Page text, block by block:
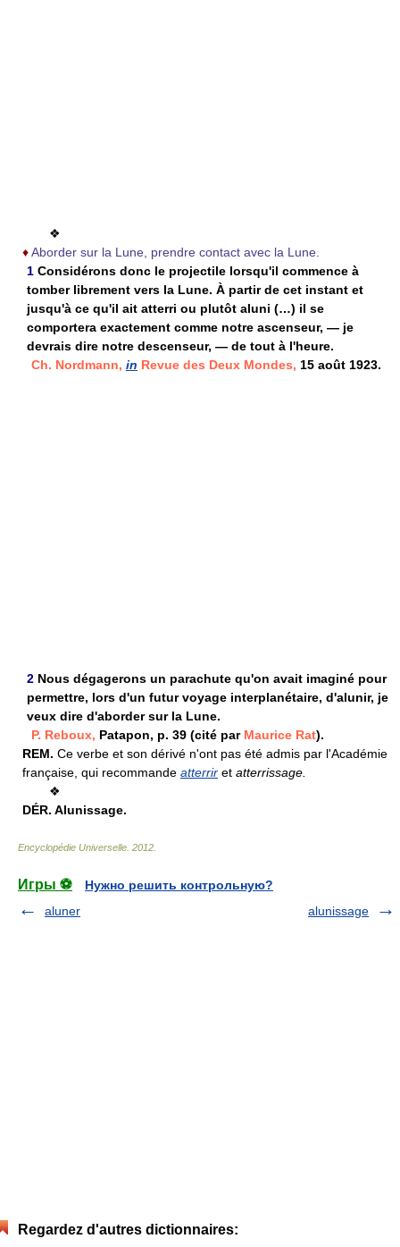
❖
♦Aborder sur la Lune, prendre contact avec la Lune.
1 Considérons donc le projectile lorsqu'il commence à
tomber librement vers la Lune. À partir de cet instant et
jusqu'à ce qu'il ait atterri ou plutôt aluni (…) il se
comportera exactement comme notre ascenseur, — je
devrais dire notre descenseur, — de tout à l'heure.
Ch. Nordmann, in Revue des Deux Mondes, 15 août 1923.
2 Nous dégagerons un parachute qu'on avait imaginé pour
permettre, lors d'un futur voyage interplanétaire, d'alunir, je
veux dire d'aborder sur la Lune.
P. Reboux, Patapon, p. 39 (cité par Maurice Rat).
REM. Ce verbe et son dérivé n'ont pas été admis par l'Académie
française, qui recommande atterrir et atterrissage.
❖
DÉR. Alunissage.
Encyclopédie Universelle 2012
Игры ⚽
Нужно решить контрольную?
aluner
alunissage
Regardez d'autres dictionnaires: